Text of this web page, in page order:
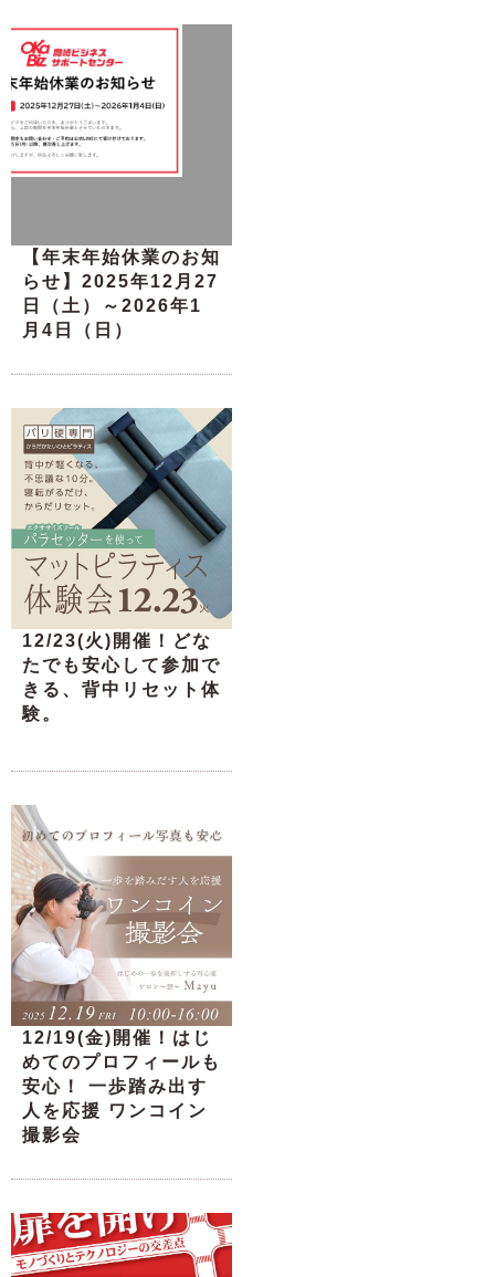
【年末年始休業のお知
らせ】2025年12月27
日（土）～2026年1
月4日（日）
12/23(火)開催！どな
たでも安心して参加で
きる、背中リセット体
験。
12/19(金)開催！はじ
めてのプロフィールも
安心！ 一歩踏み出す
人を応援 ワンコイン
撮影会